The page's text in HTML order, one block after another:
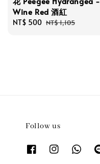
Wine Red 酒紅
Sale
NT$ 500 Regular
NT$ 1,105
Follow us